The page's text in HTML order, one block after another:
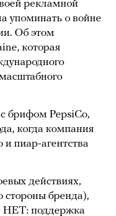
рекламной
упоминать о войне
Об этом
которая
брифом PepsiCo,
когда компания
и пиар-агентства
действиях,
стороны бренда),
НЕТ: поддержка